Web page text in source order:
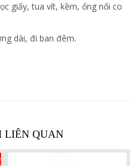
giấy, tua vít, kềm, ống nối co
dài, đi ban đêm.
LIÊN QUAN